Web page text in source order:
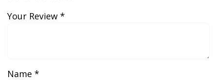
Your Review *
Name *